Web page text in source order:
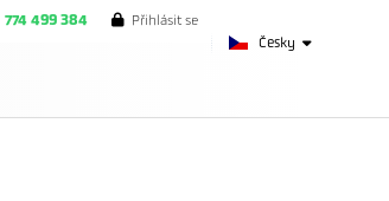
Česky
774 499 384 Přihlásit se